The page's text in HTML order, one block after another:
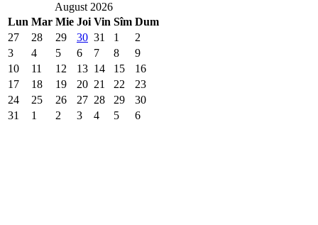
August 2026
Lun Mar Mie Joi Vin Sîm Dum
27
28 29 30 31 1
2
3
4 5 6 7 8
9
10
11 12 13 14 15
16
17
18 19 20 21 22
23
24
25 26 27 28 29
30
31
1 2 3 4 5 6